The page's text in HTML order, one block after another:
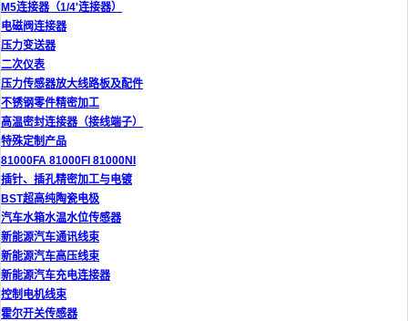
M5连接器（1/4'连接器）
电磁阀连接器
压力变送器
二次仪表
压力传感器放大线路板及配件
不锈钢零件精密加工
高温密封连接器（接线端子）
特殊定制产品
81000FA 81000FI 81000NI
插针、插孔精密加工与电镀
BST超高纯陶瓷电极
汽车水箱水温水位传感器
新能源汽车通讯线束
新能源汽车高压线束
新能源汽车充电连接器
控制电机线束
霍尔开关传感器